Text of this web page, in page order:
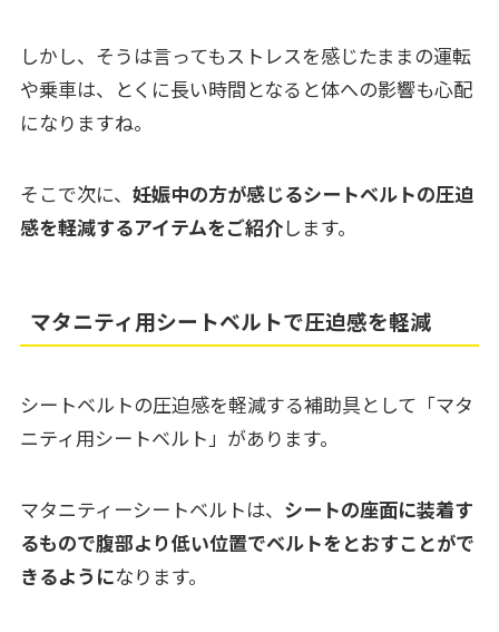
しかし、そうは言ってもストレスを感じたままの運転
や乗車は、とくに長い時間となると体への影響も心配
になりますね。
そこで次に、 妊娠中の方が感じるシートベルトの圧迫
感を軽減するアイテムをご紹介します。
マタニティ用シートベルトで圧迫感を軽減
シートベルトの圧迫感を軽減する補助具として「マタ
ニティ用シートベルト」があります。
マタニティーシートベルトは、 シートの座面に装着す
るもので腹部より低い位置でベルトをとおすことがで
きるようになります。